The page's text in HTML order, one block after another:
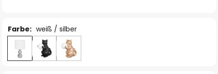
Farbe: weiß / silber